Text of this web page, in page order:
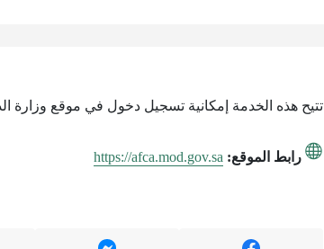
تتيح هذه الخدمة إمكانية تسجيل دخول في موقع وزارة
رابط الموقع: https://afca.mod.gov.sa